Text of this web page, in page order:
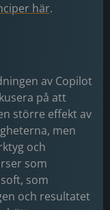
här.
av Copilot
på att
större effekt av
men
och
som
som
och resultatet